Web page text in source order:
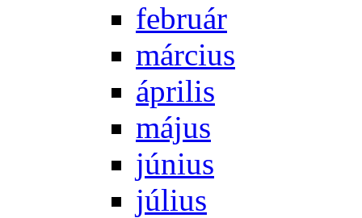
feb­ru­ár
már­ci­us
áp­ri­lis
má­jus
jú­ni­us
jú­li­us